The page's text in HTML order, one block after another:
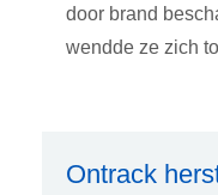
door brand
wendde ze zich
Ontrack